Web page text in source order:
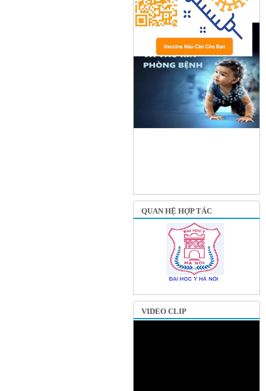
QUAN HỆ HỢP TÁC
VIDEO CLIP